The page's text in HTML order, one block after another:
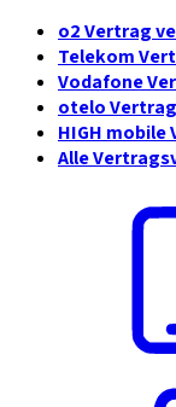
o2 Vertrag
Telekom
Vodafone
otelo
HIGH
Alle